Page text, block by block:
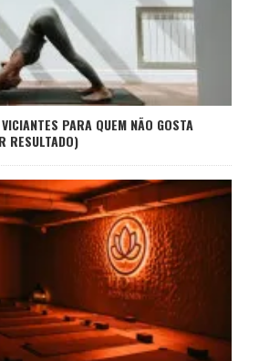
PARA QUEM NÃO GOSTA
RESULTADO)